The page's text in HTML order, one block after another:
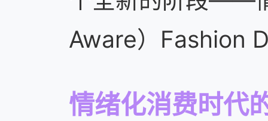
Aware）Fashion
情绪化消费时代